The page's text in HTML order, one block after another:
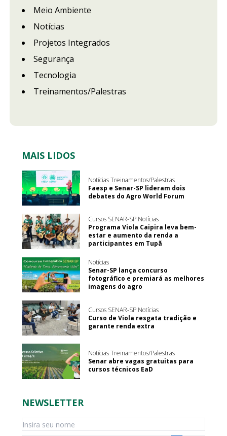
Meio Ambiente
Notícias
Projetos Integrados
Segurança
Tecnologia
Treinamentos/Palestras
MAIS LIDOS
Notícias Treinamentos/Palestras
Faesp e Senar-SP lideram dois
debates do Agro World Forum
Cursos SENAR-SP Notícias
Programa Viola Caipira leva bem-
estar e aumento da renda a
participantes em Tupã
Notícias
Senar-SP lança concurso
fotográfico e premiará as melhores
imagens do agro
Cursos SENAR-SP Notícias
Curso de Viola resgata tradição e
garante renda extra
Notícias Treinamentos/Palestras
Senar abre vagas gratuitas para
cursos técnicos EaD
NEWSLETTER